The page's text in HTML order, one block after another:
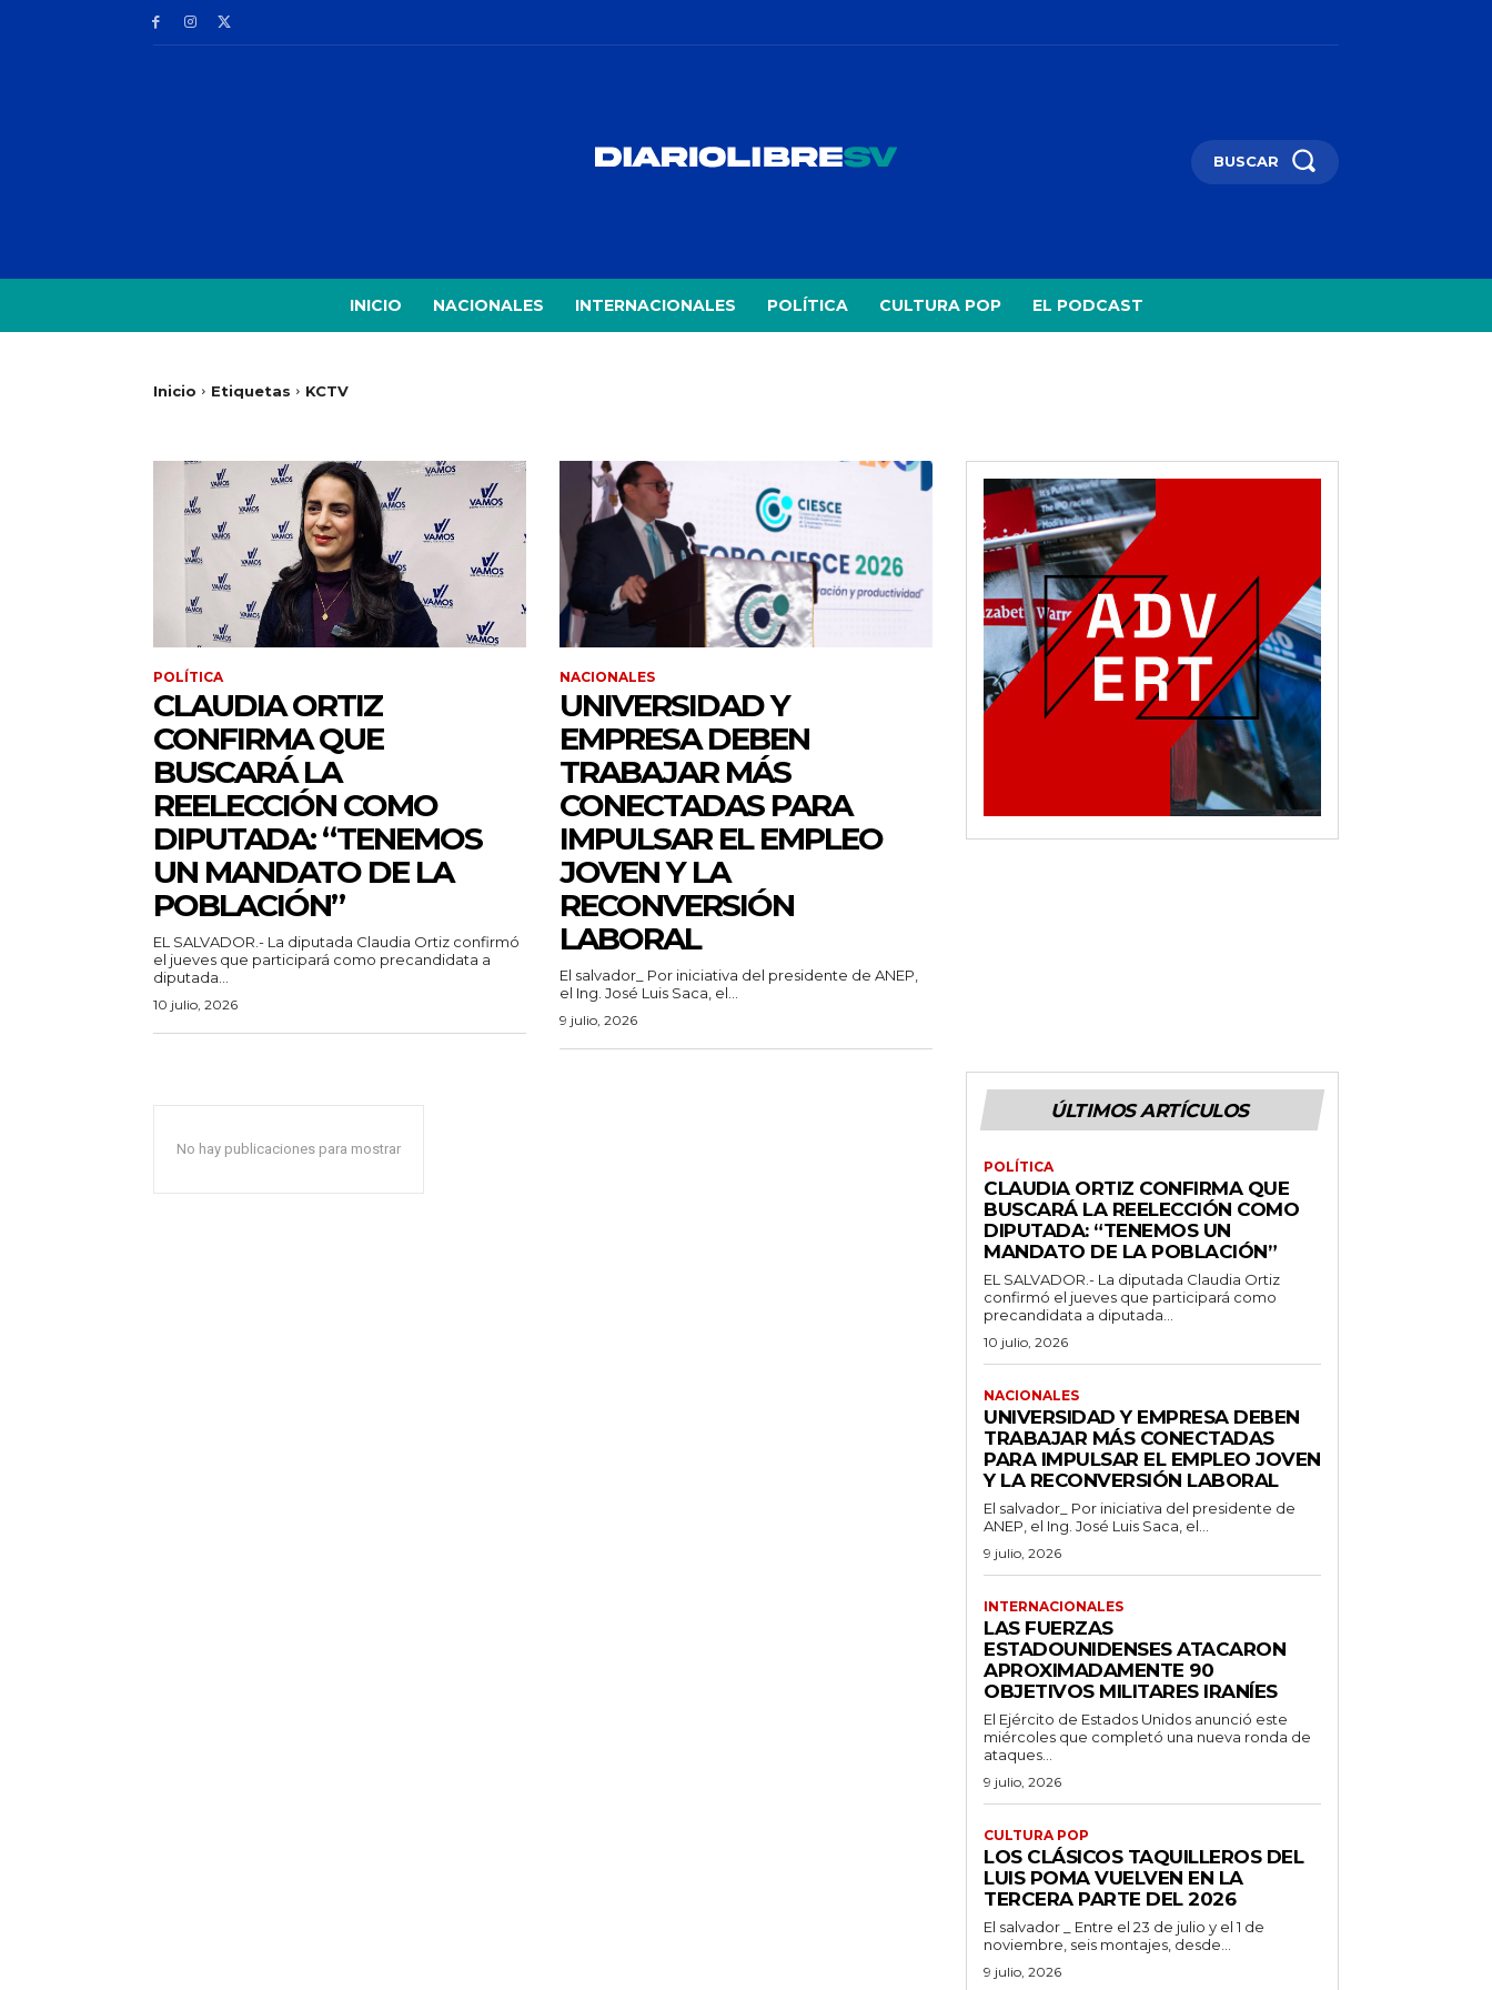
BUSCAR
INICIO NACIONALES INTERNACIONALES POLÍTICA CULTURA POP EL PODCAST
Inicio Etiquetas KCTV
POLÍTICA
CLAUDIA ORTIZ
CONFIRMA QUE
BUSCARÁ LA
REELECCIÓN COMO
DIPUTADA: “TENEMOS
UN MANDATO DE LA
POBLACIÓN”
EL SALVADOR.- La diputada Claudia Ortiz confirmó
el jueves que participará como precandidata a
diputada...
10 julio, 2026
NACIONALES
UNIVERSIDAD Y
EMPRESA DEBEN
TRABAJAR MÁS
CONECTADAS PARA
IMPULSAR EL EMPLEO
JOVEN Y LA
RECONVERSIÓN
LABORAL
El salvador_ Por iniciativa del presidente de ANEP,
el Ing. José Luis Saca, el...
9 julio, 2026
No hay publicaciones para mostrar
ÚLTIMOS ARTÍCULOS
POLÍTICA
CLAUDIA ORTIZ CONFIRMA QUE
BUSCARÁ LA REELECCIÓN COMO
DIPUTADA: “TENEMOS UN
MANDATO DE LA POBLACIÓN”
EL SALVADOR.- La diputada Claudia Ortiz
confirmó el jueves que participará como
precandidata a diputada...
10 julio, 2026
NACIONALES
UNIVERSIDAD Y EMPRESA DEBEN
TRABAJAR MÁS CONECTADAS
PARA IMPULSAR EL EMPLEO JOVEN
Y LA RECONVERSIÓN LABORAL
El salvador_ Por iniciativa del presidente de
ANEP, el Ing. José Luis Saca, el...
9 julio, 2026
INTERNACIONALES
LAS FUERZAS
ESTADOUNIDENSES ATACARON
APROXIMADAMENTE 90
OBJETIVOS MILITARES IRANÍES
El Ejército de Estados Unidos anunció este
miércoles que completó una nueva ronda de
ataques...
9 julio, 2026
CULTURA POP
LOS CLÁSICOS TAQUILLEROS DEL
LUIS POMA VUELVEN EN LA
TERCERA PARTE DEL 2026
El salvador _ Entre el 23 de julio y el 1 de
noviembre, seis montajes, desde...
9 julio, 2026